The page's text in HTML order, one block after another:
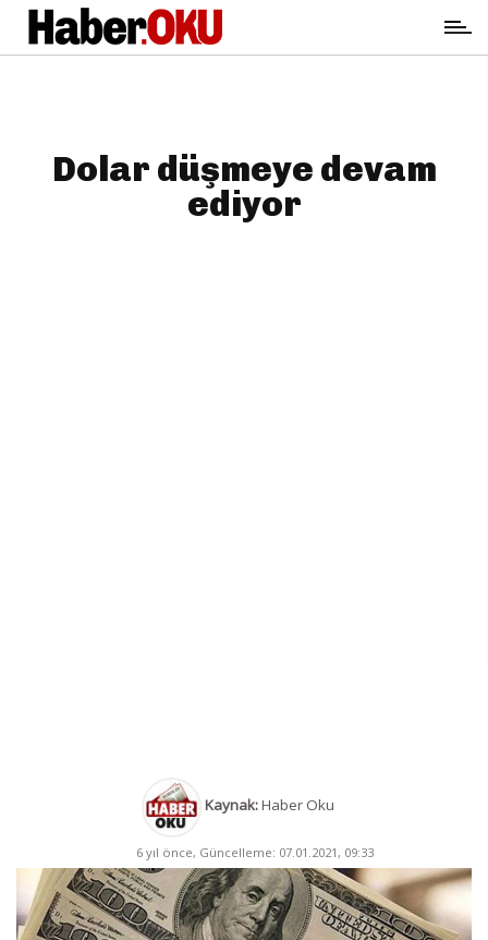
Dolar düşmeye devam
ediyor
Kaynak:Haber Oku
6 yıl önce, Güncelleme: 07.01.2021, 09:33